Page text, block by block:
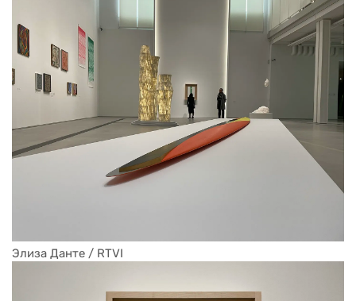
Элиза Данте / RTVI